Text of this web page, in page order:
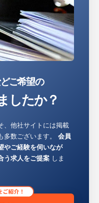
ご希望の
したか？
、他社サイトには掲載
多数ございます。 会員
やご経験を伺いなが
う求人をご提案 しま